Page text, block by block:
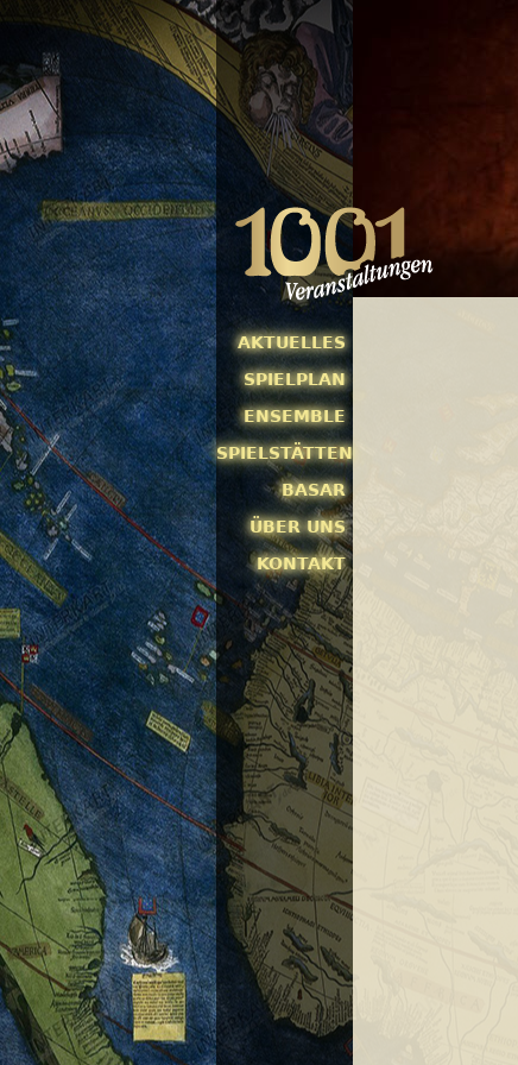
AKTUELLES
SPIELPLAN
ENSEMBLE
SPIELSTÄTTEN
BASAR
ÜBER UNS
KONTAKT